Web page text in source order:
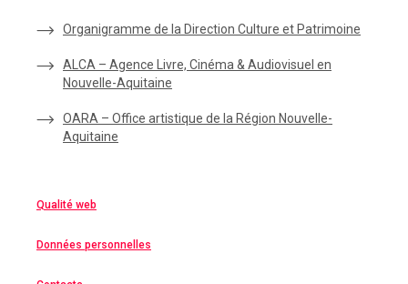
Organigramme de la Direction Culture et Patrimoine
ALCA – Agence Livre, Cinéma & Audiovisuel en
Nouvelle-Aquitaine
OARA – Office artistique de la Région Nouvelle-
Aquitaine
Qualité web
Données personnelles